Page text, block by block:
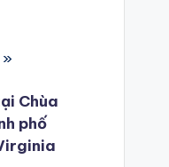
»
Chùa
phố